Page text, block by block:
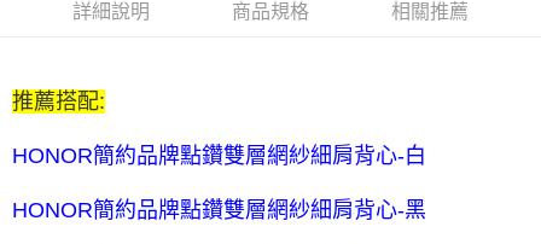
每筆NT$80，滿NT$2,000(含以上)免運費
7-11付款後取貨-訂單滿 $2000 元即享免運服務-未滿則另收
每筆NT$80，滿NT$2,000(含以上)免運費
詳細說明 商品規格 相關推薦
推薦搭配:
HONOR簡約品牌點鑽雙層網紗細肩背心-白
HONOR簡約品牌點鑽雙層網紗細肩背心-黑